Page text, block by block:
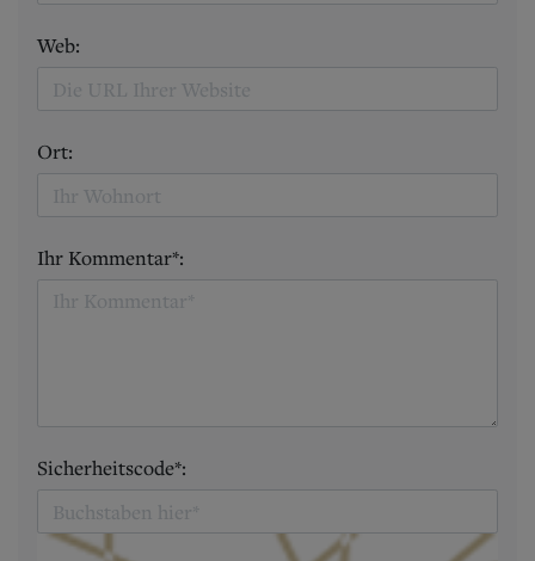
Web:
Ort:
Ihr Kommentar*:
Sicherheitscode*: